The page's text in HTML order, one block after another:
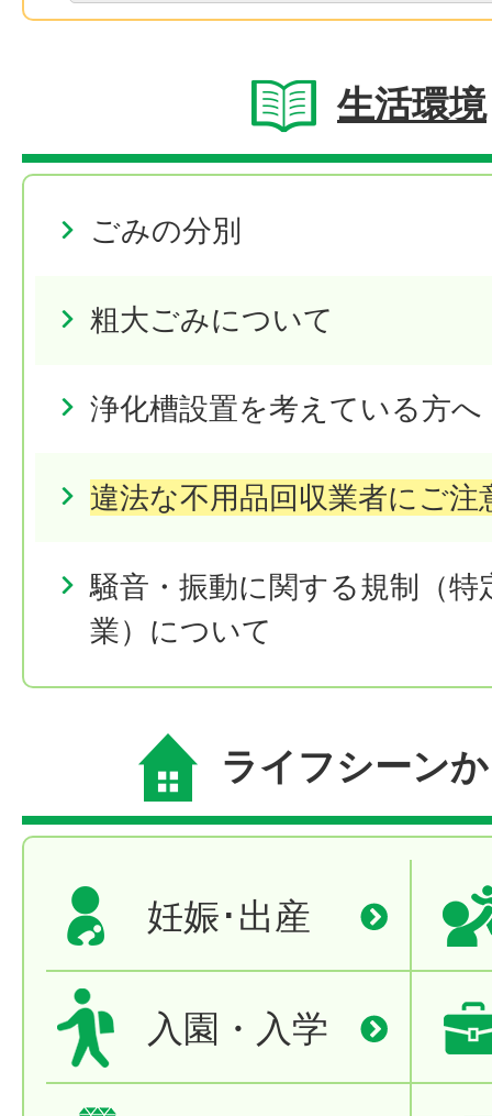
生活環境
ごみの分別
粗大ごみについて
浄化槽設置を考えている方へ
違法な不用品回収業者にご注
騒音・振動に関する規制（特
業）について
ライフシーン
妊娠･出産
入園・入学